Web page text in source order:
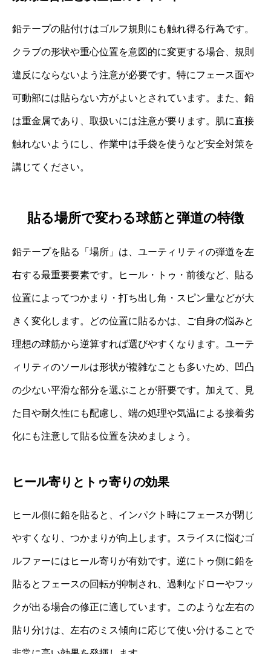
鉛テープの貼付けはゴルフ規則にも触れ得る行為です。
クラブの形状や重心位置を意図的に変更する場合、規則
違反にならないよう注意が必要です。特にフェース面や
可動部には貼らない方がよいとされています。また、鉛
は重金属であり、取扱いには注意が要ります。肌に直接
触れないようにし、作業中は手袋を使うなど安全対策を
講じてください。
貼る場所で変わる球筋と弾道の特徴
鉛テープを貼る「場所」は、ユーティリティの弾道を左
右する最重要要素です。ヒール・トゥ・前後など、貼る
位置によってつかまり・打ち出し角・スピン量などが大
きく変化します。どの位置に貼るかは、ご自身の悩みと
理想の球筋から逆算すれば選びやすくなります。ユーテ
ィリティのソールは形状が複雑なことも多いため、凹凸
の少ない平滑な部分を選ぶことが肝要です。加えて、見
た目や耐久性にも配慮し、端の処理や気温による接着劣
化にも注意して貼る位置を決めましょう。
ヒール寄りとトゥ寄りの効果
ヒール側に鉛を貼ると、インパクト時にフェースが閉じ
やすくなり、つかまりが向上します。スライスに悩むゴ
ルファーにはヒール寄りが有効です。逆にトゥ側に鉛を
貼るとフェースの回転が抑制され、過剰なドローやフッ
クが出る場合の修正に適しています。このような左右の
貼り分けは、左右のミス傾向に応じて使い分けることで